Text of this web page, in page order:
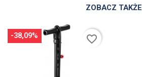
ZOBACZ TAKŻE
-38,09% favorite_border